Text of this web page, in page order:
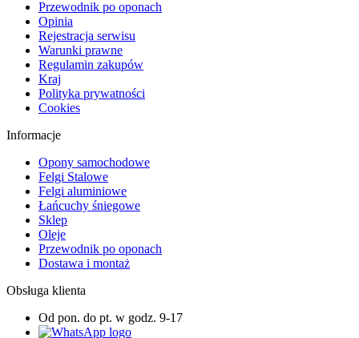
Przewodnik po oponach
Opinia
Rejestracja serwisu
Warunki prawne
Regulamin zakupów
Kraj
Polityka prywatności
Cookies
Informacje
Opony samochodowe
Felgi Stalowe
Felgi aluminiowe
Łańcuchy śniegowe
Sklep
Oleje
Przewodnik po oponach
Dostawa i montaż
Obsługa klienta
Od pon. do pt. w godz. 9-17